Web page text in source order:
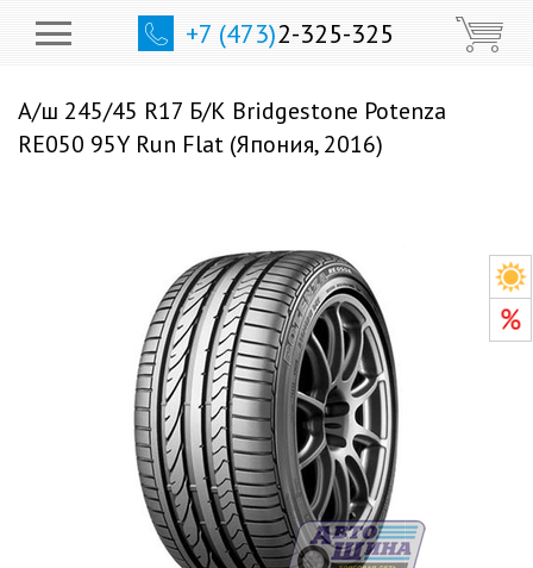
+7 (473)2-325-325
А/ш 245/45 R17 Б/К Bridgestone Potenza
RE050 95Y Run Flat (Япония, 2016)